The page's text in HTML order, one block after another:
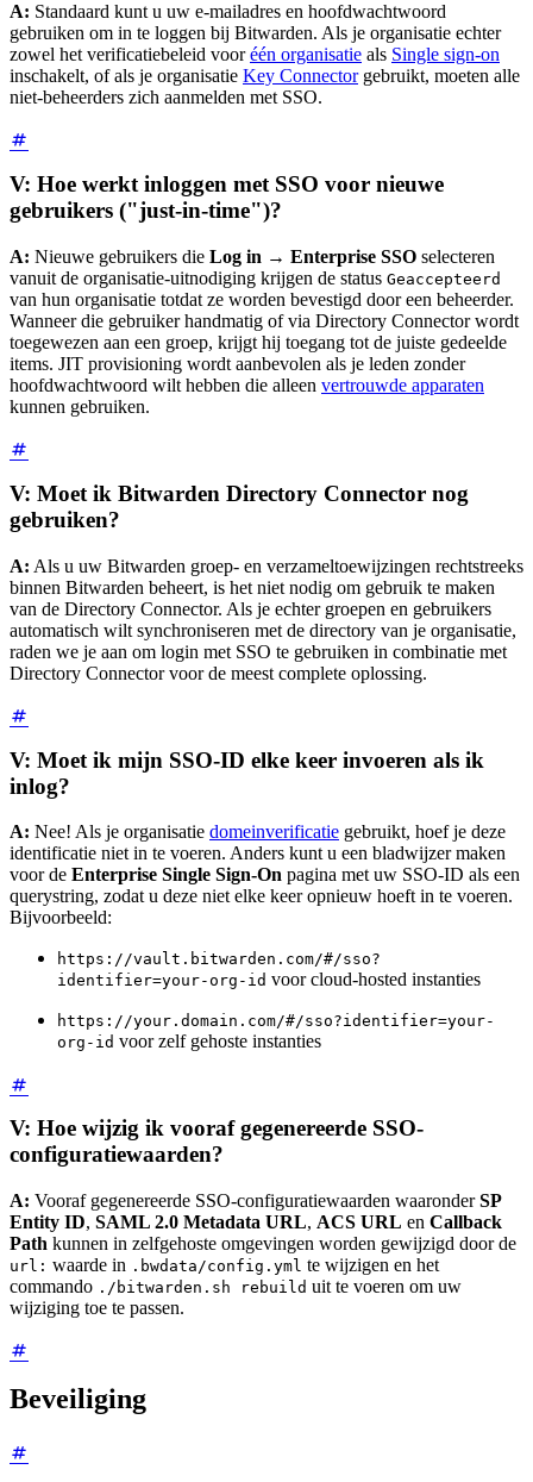
A: Standaard kunt u uw e-mailadres en hoofdwachtwoord
gebruiken om in te loggen bij Bitwarden. Als je organisatie echter
zowel het verificatiebeleid vooréén organisatie als Single sign-on
inschakelt, of als je organisatie Key Connectorgebruikt, moeten alle
niet-beheerders zich aanmelden met SSO.
V: Hoe werkt inloggen met SSO voor nieuwe
gebruikers ("just-in-time")?
A: Nieuwe gebruikers die Log in → Enterprise SSO selecteren
vanuit de organisatie-uitnodiging krijgen de status Geaccepteerd
van hun organisatie totdat ze worden bevestigd door een beheerder.
Wanneer die gebruiker handmatig of via Directory Connector wordt
toegewezen aan een groep, krijgt hij toegang tot de juiste gedeelde
items. JIT provisioning wordt aanbevolen als je leden zonder
hoofdwachtwoord wilt hebben die alleen vertrouwde apparaten
kunnen gebruiken.
V: Moet ik Bitwarden Directory Connector nog
gebruiken?
A: Als u uw Bitwarden groep- en verzameltoewijzingen rechtstreeks
binnen Bitwarden beheert, is het niet nodig om gebruik te maken
van de Directory Connector. Als je echter groepen en gebruikers
automatisch wilt synchroniseren met de directory van je organisatie,
raden we je aan om login met SSO te gebruiken in combinatie met
Directory Connector voor de meest complete oplossing.
V: Moet ik mijn SSO-ID elke keer invoeren als ik
inlog?
A: Nee! Als je organisatie domeinverificatie gebruikt, hoef je deze
identificatie niet in te voeren. Anders kunt u een bladwijzer maken
voor de Enterprise Single Sign-On pagina met uw SSO-ID als een
querystring, zodat u deze niet elke keer opnieuw hoeft in te voeren.
Bijvoorbeeld:
https://vault.bitwarden.com/#/sso?
identifier=your-org-id voor cloud-hosted instanties
https://your.domain.com/#/sso?identifier=your-
org-id voor zelf gehoste instanties
V: Hoe wijzig ik vooraf gegenereerde SSO-
configuratiewaarden?
A: Vooraf gegenereerde SSO-configuratiewaarden waaronderSP
Entity ID, SAML 2.0 Metadata URL, ACS URL en Callback
Path kunnen in zelfgehoste omgevingen worden gewijzigd door de
url: waarde in .bwdata/config.yml te wijzigen en het
commando ./bitwarden.sh rebuild uit te voeren om uw
wijziging toe te passen.
Beveiliging